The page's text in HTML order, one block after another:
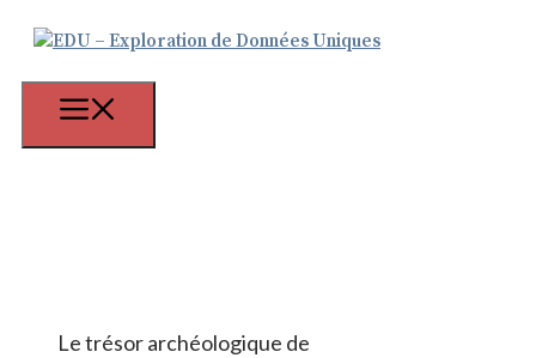
Aller
contenu
Le trésor archéologique de